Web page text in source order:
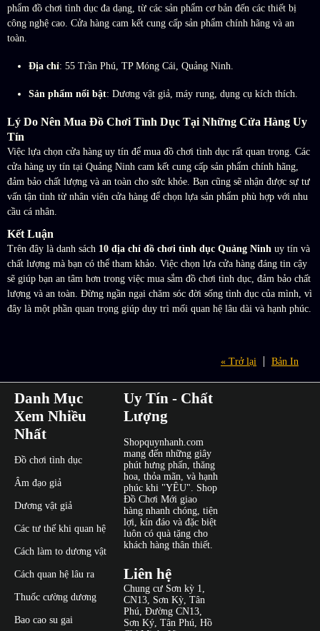
phẩm đồ chơi tình dục đa dạng, từ các sản phẩm cơ bản đến các thiết bị
công nghệ cao. Cửa hàng cam kết cung cấp sản phẩm chính hãng và an
toàn.
Địa chỉ: 55 Trần Phú, TP Móng Cái, Quảng Ninh.
Sản phẩm nổi bật: Dương vật giả, máy rung, dụng cụ kích thích.
Lý Do Nên Mua Đồ Chơi Tình Dục Tại Những Cửa Hàng Uy
Tín
Việc lựa chọn cửa hàng uy tín để mua đồ chơi tình dục rất quan trọng. Các
cửa hàng uy tín tại Quảng Ninh cam kết cung cấp sản phẩm chính hãng,
đảm bảo chất lượng và an toàn cho sức khỏe. Bạn cũng sẽ nhận được sự tư
vấn tận tình từ nhân viên cửa hàng để chọn lựa sản phẩm phù hợp với nhu
cầu cá nhân.
Kết Luận
Trên đây là danh sách 10 địa chỉ đồ chơi tình dục Quảng Ninh uy tín và
chất lượng mà bạn có thể tham khảo. Việc chọn lựa cửa hàng đáng tin cậy
sẽ giúp bạn an tâm hơn trong việc mua sắm đồ chơi tình dục, đảm bảo chất
lượng và an toàn. Đừng ngần ngại chăm sóc đời sống tình dục của mình, vì
đây là một phần quan trọng giúp duy trì mối quan hệ lâu dài và hạnh phúc.
Bản In
« Trở lại
Danh Mục
Xem Nhiều
Nhất
Đồ chơi tình dục
Âm đạo giả
Dương vật giả
Các tư thế khi quan hệ
Cách làm to dương vật
Cách quan hệ lâu ra
Thuốc cường dương
Bao cao su gai
Uy Tín - Chất
Lượng
Shopquynhanh.com
mang đến những giây
phút hưng phấn, thăng
hoa, thỏa mãn, và hạnh
phúc khi "YÊU". Shop
Đồ Chơi Mới giao
hàng nhanh chóng, tiện
lợi, kín đáo và đặc biệt
luôn có quà tặng cho
khách hàng thân thiết.
Liên hệ
Chung cư Sơn kỳ 1,
CN13, Sơn Kỳ, Tân
Phú, Đường CN13,
Sơn Ký, Tân Phú, Hồ